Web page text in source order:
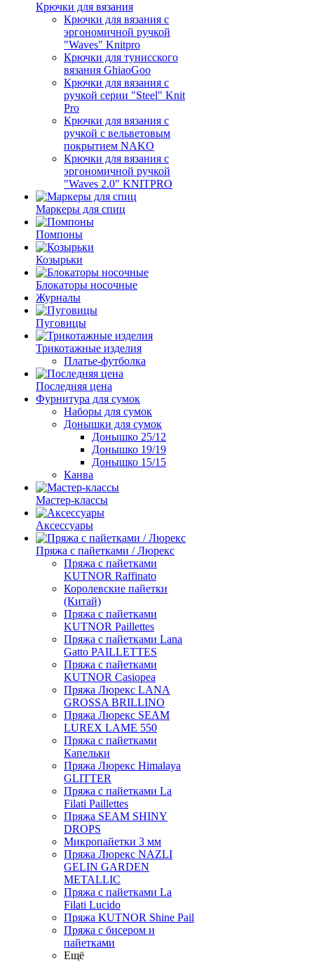
Крючки для вязания
Крючки для вязания с
эргономичной ручкой
"Waves" Knitpro
Крючки для тунисского
вязания GhiaoGoo
Крючки для вязания с
ручкой серии "Steel" Knit
Pro
Крючки для вязания с
ручкой с вельветовым
покрытием NAKO
Крючки для вязания с
эргономичной ручкой
"Waves 2.0" KNITPRO
Маркеры для спиц
Помпоны
Козырьки
Блокаторы носочные
Журналы
Пуговицы
Трикотажные изделия
Платье-футболка
Последняя цена
Фурнитура для сумок
Наборы для сумок
Донышки для сумок
Донышко 25/12
Донышко 19/19
Донышко 15/15
Канва
Мастер-классы
Аксессуары
Пряжа с пайетками / Люрекс
Пряжа с пайетками
KUTNOR Raffinato
Королевские пайетки
(Китай)
Пряжа с пайетками
KUTNOR Paillettes
Пряжа с пайетками Lana
Gatto PAILLETTES
Пряжа с пайетками
KUTNOR Casiopea
Пряжа Люрекс LANA
GROSSA BRILLINO
Пряжа Люрекс SEAM
LUREX LAME 550
Пряжа с пайетками
Капельки
Пряжа Люрекс Himalaya
GLITTER
Пряжа с пайетками La
Filati Paillettes
Пряжа SEAM SHINY
DROPS
Микропайетки 3 мм
Пряжа Люрекс NAZLI
GELIN GARDEN
METALLIC
Пряжа с пайетками La
Filati Lucido
Пряжа KUTNOR Shine Pail
Пряжа с бисером и
пайетками
Ещё